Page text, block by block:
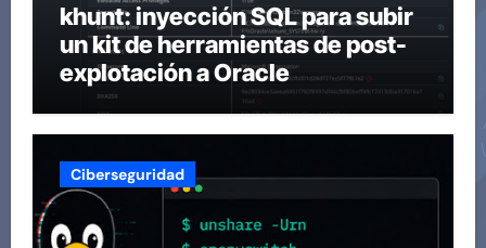
khunt: inyección SQL para subir
un kit de herramientas de post-
explotación a Oracle
Ciberseguridad